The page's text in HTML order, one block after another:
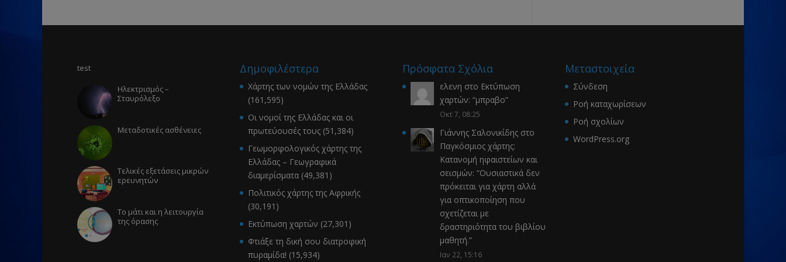
test
Ηλεκτρισμός –
Σταυρόλεξο
Μεταδοτικές ασθένειες
Τελικές εξετάσεις μικρών
ερευνητών
Το μάτι και η λειτουργία
της όρασης
Δημοφιλέστερα
Χάρτης των νομών της Ελλάδας
(161,595)
Οι νομοί της Ελλάδας και οι
πρωτεύουσές τους (51,384)
Γεωμορφολογικός χάρτης της
Ελλάδας – Γεωγραφικά
διαμερίσματα (49,381)
Πολιτικός χάρτης της Αφρικής
(30,191)
Εκτύπωση χαρτών (27,301)
Φτιάξε τη δική σου διατροφική
πυραμίδα! (15,934)
Πρόσφατα Σχόλια
ελενη στο Εκτύπωση
χαρτών: “μπραβο”
Οκτ 7, 08:25
Γιάννης Σαλονικίδης στο
Παγκόσμιος χάρτης:
Κατανομή ηφαιστείων και
σεισμών: “Ουσιαστικά δεν
πρόκειται για χάρτη αλλά
για οπτικοποίηση που
σχετίζεται με
δραστηριότητα του βιβλίου
μαθητή.”
Ιαν 22, 15:16
Μεταστοιχεία
Σύνδεση
Ροή καταχωρίσεων
Ροή σχολίων
WordPress.org